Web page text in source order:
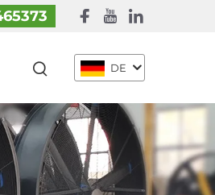
DE